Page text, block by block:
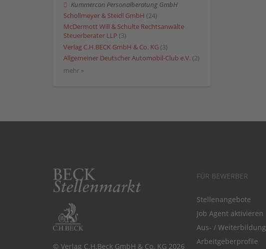
Kummercon Personalberatung GmbH
Schollmeyer & Steidl GmbH (24)
McDermott Will & Schulte Rechtsanwälte
Steuerberater LLP (3)
Verlag C.H.BECK GmbH & Co. KG (3)
Allgemeiner Deutscher Automobil-Club e.V. (2)
mehr »
© Verlag C.H.Beck GmbH & Co. KG 2026
FÜR BEWERBER
Stellenangebote
Job Agent aktivieren
Aus- / Weiterbildung
Arbeitgeberprofile